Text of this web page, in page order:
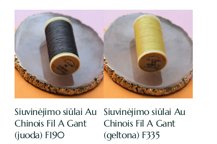
Siuvinėjimo siūlai Au
Chinois Fil A Gant
(juoda) F190
Siuvinėjimo siūlai Au
Chinois Fil A Gant
(geltona) F335